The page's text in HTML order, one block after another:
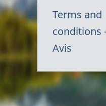
Terms and
conditions
Avis